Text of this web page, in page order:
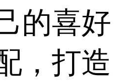
的喜好
，打造